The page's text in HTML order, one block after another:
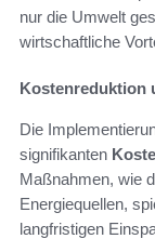
nur die Umwelt
wirtschaftliche
Kostenreduktion
Die
signifikanten
Maßnahmen, wie
Energiequellen,
langfristigen